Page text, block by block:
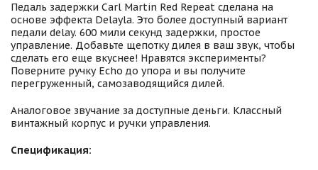
Педаль задержки Carl Martin Red Repeat сделана на
основе эффекта Delayla. Это более доступный вариант
педали delay. 600 мили секунд задержки, простое
управление. Добавьте щепотку дилея в ваш звук, чтобы
сделать его еще вкуснее! Нравятся эксперименты?
Поверните ручку Echo до упора и вы получите
перегруженный, самозаводящийся дилей.
Аналоговое звучание за доступные деньги. Классный
винтажный корпус и ручки управления.
Спецификация: